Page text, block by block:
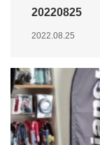
20220825
2022.08.25